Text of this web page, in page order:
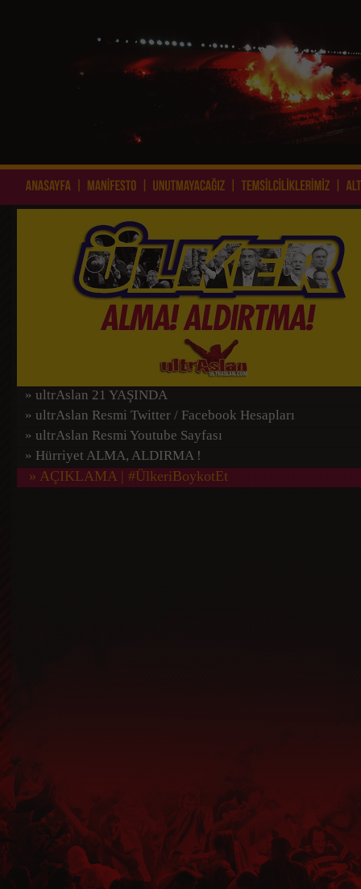
» ultrAslan 21 YAŞINDA
» ultrAslan Resmi Twitter / Facebook Hesapları
» ultrAslan Resmi Youtube Sayfası
» Hürriyet ALMA, ALDIRMA !
» AÇIKLAMA | #ÜlkeriBoykotEt